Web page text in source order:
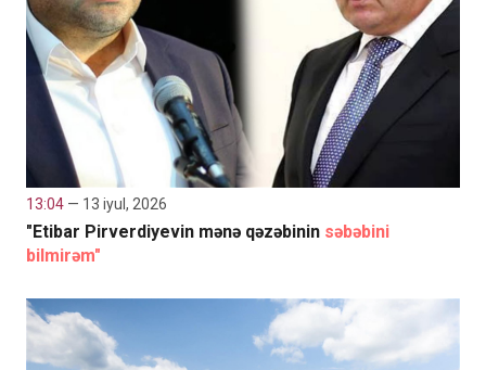
13:04 — 13 iyul, 2026
"Etibar Pirverdiyevin mənə qəzəbinin səbəbini
bilmirəm"